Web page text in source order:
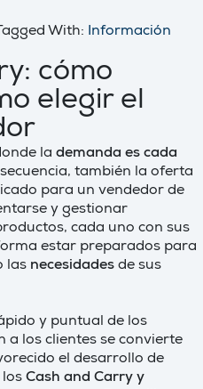
With: Información
cómo
elegir el
la demanda es cada
también la oferta
para un vendedor de
y gestionar
cada uno con sus
estar preparados para
las necesidades de sus
y puntual de los
a los clientes se convierte
el desarrollo de
Cash and Carry y